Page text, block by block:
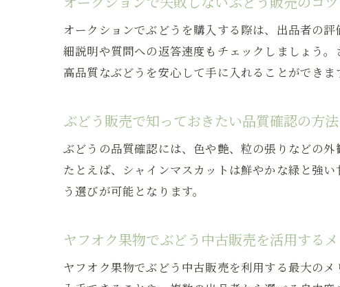
ぶど
オークションでぶどうを購入する際は、出品者の
細説明や質問への返答速度もチェックしましょう
高品質なぶどうを安心して手に入れることができま
ぶどう販売で知っておきたい品質確認の方法
ぶどうの品質確認には、色や艶、粒の張りなどの
たとえば、シャインマスカットは鮮やかな緑と強
う選びが可能となります。
ヤフオク果物でぶどう中古販売を活用する
ヤフオク果物でぶどう中古販売を利用する最大の